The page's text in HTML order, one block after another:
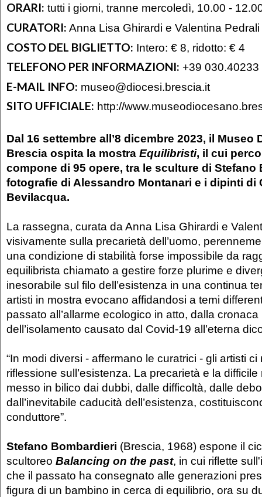
ORARI: tutti i giorni, tranne mercoledì, 10.00 -
CURATORI: Anna Lisa Ghirardi e Valentina Pedrali
COSTO DEL BIGLIETTO: Intero: € 8, ridotto: € 4
TELEFONO PER INFORMAZIONI: +39 030.40233
E-MAIL INFO: museo@diocesi.brescia.it
SITO UFFICIALE: http://
Dal 16 settembre all’8 dicembre 2023, il Museo
Brescia ospita la mostra Equilibristi, il cui
compone di 95 opere, tra le sculture di Stefano
fotografie di Alessandro Montanari e i dipinti di
Bevilacqua.
La rassegna, curata da Anna Lisa Ghirardi e
visivamente sulla precarietà dell’uomo,
una condizione di stabilità forse impossibile da
equilibrista chiamato a gestire forze plurime e
inesorabile sul filo dell’esistenza in una continua
artisti in mostra evocano affidandosi a temi
passato all’allarme ecologico in atto, dalla
dell’isolamento causato dal Covid-19 all’eterna
“In modi diversi - affermano le curatrici - gli artisti
riflessione sull’esistenza. La precarietà e la
messo in bilico dai dubbi, dalle difficoltà, dalle
dall’inevitabile caducità dell’esistenza,
conduttore”.
Stefano Bombardieri (Brescia, 1968) espone il
scultoreo Balancing on the past, in cui riflette
che il passato ha consegnato alle generazioni
figura di un bambino in cerca di equilibrio, ora su